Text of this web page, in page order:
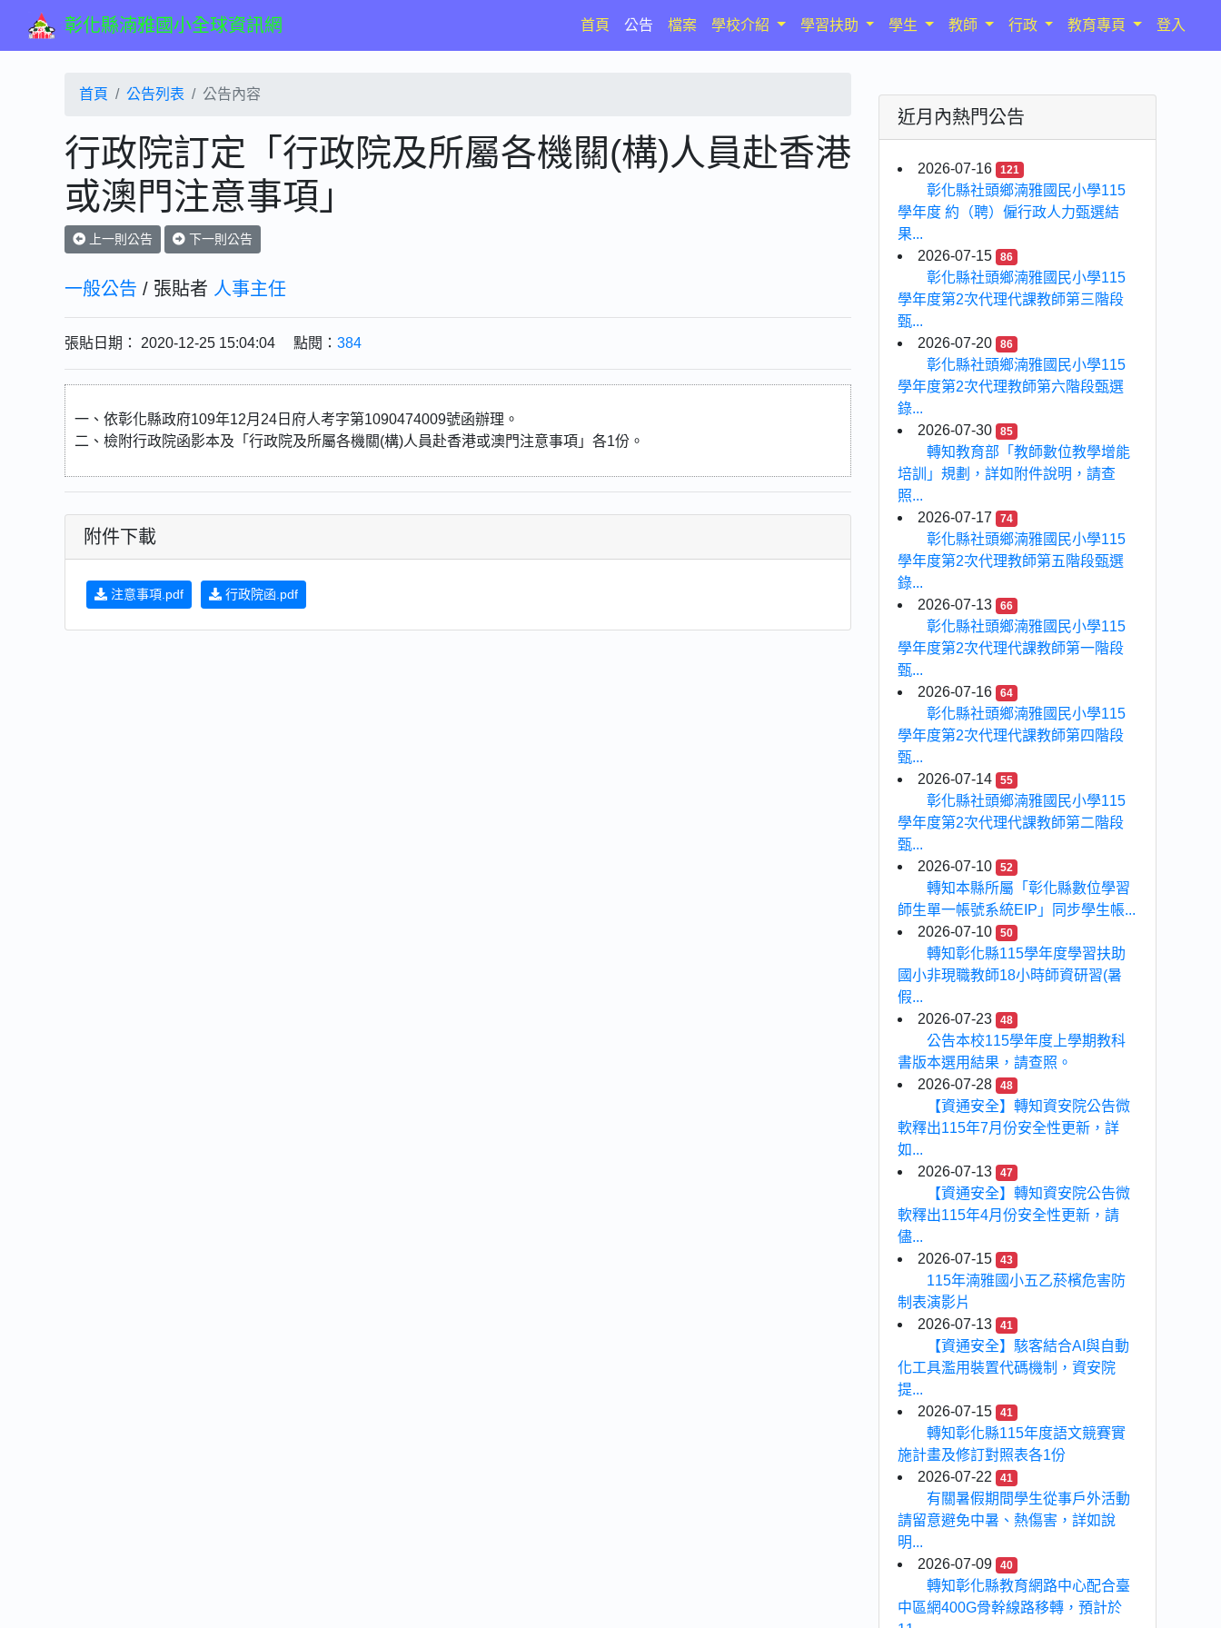
彰化縣湳雅國小全球資訊網 首頁(current)
公告 檔案 學校介紹 學習扶助 學生 教師 行政 教育專頁 登入
首頁 公告列表 公告內容
行政院訂定「行政院及所屬各機關(構)人員赴香港
或澳門注意事項」
上一則公告 下一則公告
一般公告 / 張貼者 人事主任
張貼日期： 2020-12-25 15:04:04 點閱： 384
一、依彰化縣政府109年12月24日府人考字第1090474009號函辦理。
二、檢附行政院函影本及「行政院及所屬各機關(構)人員赴香港或澳門注意事項」各1份。
附件下載
注意事項.pdf 行政院函.pdf
近月內熱門公告
2026-07-16 121
彰化縣社頭鄉湳雅國民小學115
學年度 約（聘）僱行政人力甄選結
果...
2026-07-15
86
彰化縣社頭鄉湳雅國民小學115
學年度第2次代理代課教師第三階段
甄...
2026-07-20
86
彰化縣社頭鄉湳雅國民小學115
學年度第2次代理教師第六階段甄選
錄...
2026-07-30
85
轉知教育部「教師數位教學增能
培訓」規劃，詳如附件說明，請查
照...
2026-07-17
74
彰化縣社頭鄉湳雅國民小學115
學年度第2次代理教師第五階段甄選
錄...
2026-07-13
66
彰化縣社頭鄉湳雅國民小學115
學年度第2次代理代課教師第一階段
甄...
2026-07-16
64
彰化縣社頭鄉湳雅國民小學115
學年度第2次代理代課教師第四階段
甄...
2026-07-14
55
彰化縣社頭鄉湳雅國民小學115
學年度第2次代理代課教師第二階段
甄...
2026-07-10
52
轉知本縣所屬「彰化縣數位學習
師生單一帳號系統EIP」同步學生帳...
2026-07-10
50
轉知彰化縣115學年度學習扶助
國小非現職教師18小時師資研習(暑
假...
2026-07-23
48
公告本校115學年度上學期教科
書版本選用結果，請查照。
2026-07-28
48
【資通安全】轉知資安院公告微
軟釋出115年7月份安全性更新，詳
如...
2026-07-13
47
【資通安全】轉知資安院公告微
軟釋出115年4月份安全性更新，請
儘...
2026-07-15
43
115年湳雅國小五乙菸檳危害防
制表演影片
2026-07-13
41
【資通安全】駭客結合AI與自動
化工具濫用裝置代碼機制，資安院
提...
2026-07-15
41
轉知彰化縣115年度語文競賽實
施計畫及修訂對照表各1份
2026-07-22
41
有關暑假期間學生從事戶外活動
請留意避免中暑、熱傷害，詳如說
明...
2026-07-09
40
轉知彰化縣教育網路中心配合臺
中區網400G骨幹線路移轉，預計於